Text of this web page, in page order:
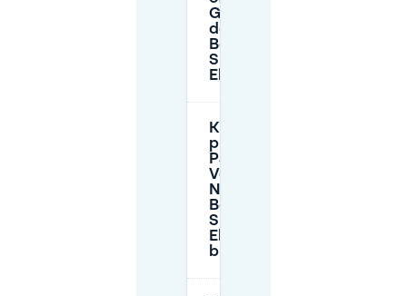
Garagen in
der Nähe der
Begijnhofkerk
Sint-
Elisabeth?
Kann ich
private
Parkplätze im
Voraus in der
Nähe der
Begijnhofkerk
Sint-
Elisabeth
buchen?